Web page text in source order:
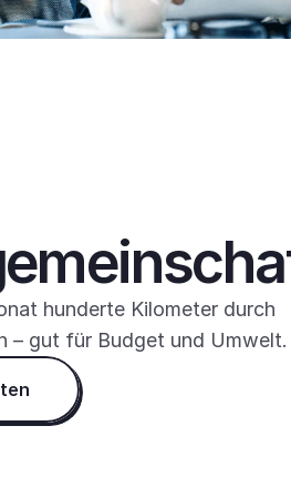
hunderte Kilometer durch
– gut für Budget und Umwelt.